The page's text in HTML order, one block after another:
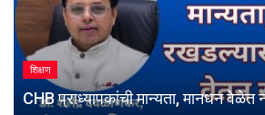
शिक्षण
CHB प्राध्यापकांची मान्यता, मानधन वेळेत न